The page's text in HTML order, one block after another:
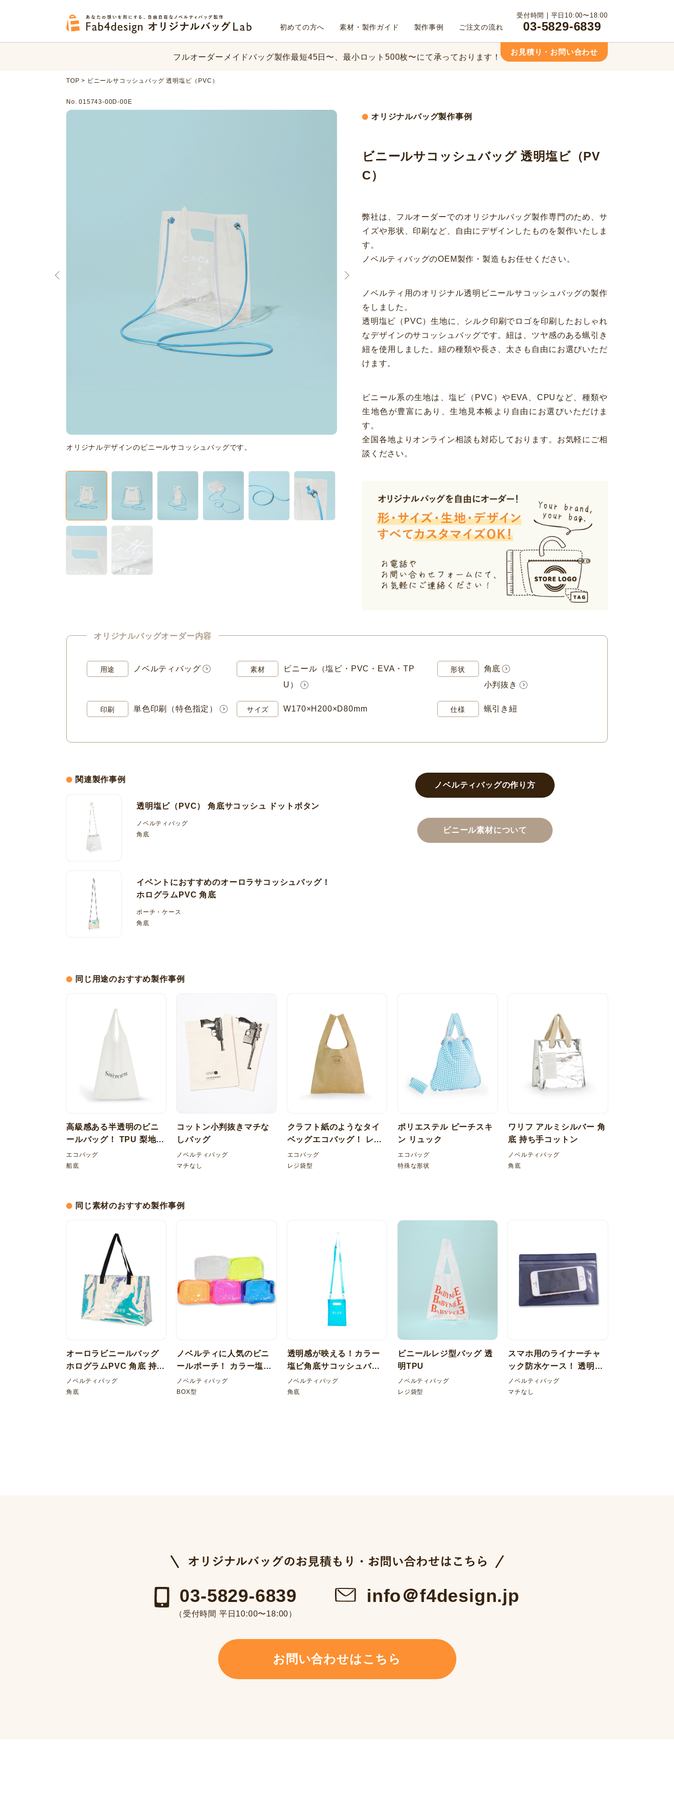
お見積り・お問い合わせ
初めての方へ 素材・製作ガイド 製作事例 ご注文の流れ
受付時間 | 平日10:00〜18:00
03-5829-6839
オリジナルバッグのデザイン、素材、数量、納期など、まずはお気軽にご相談ください！
フルオーダーメイドバッグ製作最短45日〜、 最小ロット500枚〜にて承っております！
オリジナルバッグのデザイン、素材、数量、納期など、
TOP > ビニールサコッシュバッグ 透明塩ビ（PVC）
No. 015743-00D-00E
オリジナルデザインのビニールサコッシュバッグです。
オリジナルバッグ製作事例
ビニールサコッシュバッグ 透明塩ビ（PV
C）
弊社は、フルオーダーでのオリジナルバッグ製作専門のため、サ
イズや形状、印刷など、自由にデザインしたものを製作いたしま
す。
ノベルティバッグのOEM製作・製造もお任せください。
ノベルティ用のオリジナル透明ビニールサコッシュバッグの製作
をしました。
透明塩ビ（PVC）生地に、シルク印刷でロゴを印刷したおしゃれ
なデザインのサコッシュバッグです。紐は、ツヤ感のある蝋引き
紐を使用しました。紐の種類や長さ、太さも自由にお選びいただ
けます。
ビニール系の生地は、塩ビ（PVC）やEVA、CPUなど、種類や
生地色が豊富にあり、生地見本帳より自由にお選びいただけま
す。
全国各地よりオンライン相談も対応しております。お気軽にご相
談ください。
オリジナルバッグオーダー内容
用途 ノベルティバッグ 素材
ビニール（塩ビ・PVC・EVA・TP
U）
形状
角底
小判抜き
印刷 単色印刷（特色指定） サイズ W170×H200×D80mm 仕様 蝋引き紐
関連製作事例
透明塩ビ（PVC） 角底サコッシュ ドットボタン
ノベルティバッグ
角底
イベントにおすすめのオーロラサコッシュバッグ！
ホログラムPVC 角底
ポーチ・ケース
角底
ノベルティバッグの作り方
ビニール素材について
同じ用途のおすすめ製作事例
高級感ある半透明のビニ
ールバッグ！ TPU 梨地
マルシェ型バッグ
エコバッグ
船底
コットン小判抜きマチな
しバッグ
ノベルティバッグ
マチなし
クラフト紙のようなタイ
ベッグエコバッグ！ レジ
型 内ポケット折りたたみ
エコバッグ
レジ袋型
ポリエステル ピーチスキ
ン リュック
エコバッグ
特殊な形状
ワリフ アルミシルバー 角
底 持ち手コットン
ノベルティバッグ
角底
同じ素材のおすすめ製作事例
オーロラビニールバッグ
ホログラムPVC 角底 持ち
手 PPベルト
ノベルティバッグ
角底
ノベルティに人気のビニ
ールポーチ！ カラー塩ビ
（PVC） BOX型ポーチ
ノベルティバッグ
BOX型
透明感が映える！カラー
塩ビ角底サコッシュバッ
グ
ノベルティバッグ
角底
ビニールレジ型バッグ 透
明TPU
ノベルティバッグ
レジ袋型
スマホ用のライナーチャ
ック防水ケース！ 透明
+カラー塩ビ マチなし
ノベルティバッグ
マチなし
03-5829-6839
（受付時間 平日10:00〜18:00）
info＠f4design.jp
お問い合わせはこちら